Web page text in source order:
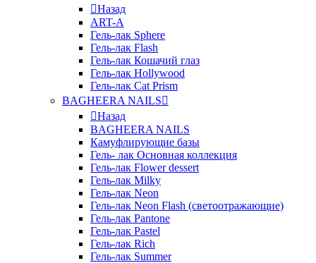
Назад
ART-A
Гель-лак Sphere
Гель-лак Flash
Гель-лак Кошачий глаз
Гель-лак Hollywood
Гель-лак Cat Prism
BAGHEERA NAILS
Назад
BAGHEERA NAILS
Камуфлирующие базы
Гель- лак Основная коллекция
Гель-лак Flower dessert
Гель-лак Milky
Гель-лак Neon
Гель-лак Neon Flash (светоотражающие)
Гель-лак Pantone
Гель-лак Pastel
Гель-лак Rich
Гель-лак Summer